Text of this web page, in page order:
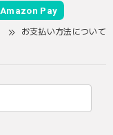
Amazon Pay
お支払い方法について